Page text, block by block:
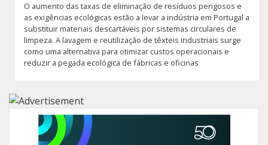
O aumento das taxas de eliminação de resíduos perigosos e
as exigências ecológicas estão a levar a indústria em Portugal a
substituir materiais descartáveis por sistemas circulares de
limpeza. A lavagem e reutilização de têxteis industriais surge
como uma alternativa para otimizar custos operacionais e
reduzir a pegada ecológica de fábricas e oficinas